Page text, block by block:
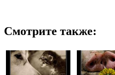
Смотрите также: